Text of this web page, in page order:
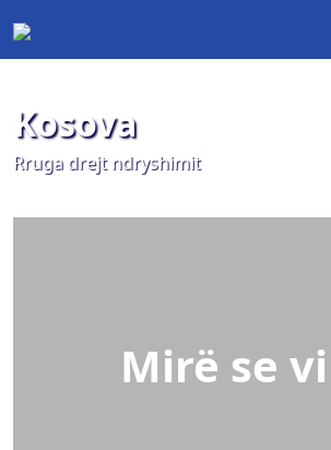
Kosova
Rruga drejt ndryshimit
Mirë se